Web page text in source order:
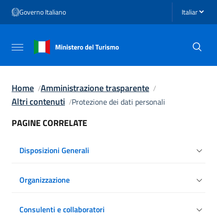
Vai al menu di navigazione
Vai al footer
Governo Italiano Seleziona
Attiva / disattiva la navigazione
Home Amministrazione trasparente
Altri contenuti
Protezione dei dati personali
PAGINE CORRELATE
Disposizioni Generali
Organizzazione
Consulenti e collaboratori